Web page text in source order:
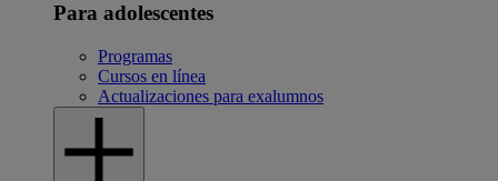
Para adolescentes
Programas
Cursos en línea
Actualizaciones para exalumnos